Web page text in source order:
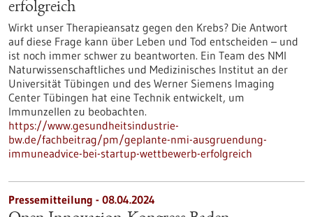
erfolgreich
Wirkt unser Therapieansatz gegen den Krebs? Die Antwort
auf diese Frage kann über Leben und Tod entscheiden – und
ist noch immer schwer zu beantworten. Ein Team des NMI
Naturwissenschaftliches und Medizinisches Institut an der
Universität Tübingen und des Werner Siemens Imaging
Center Tübingen hat eine Technik entwickelt, um
Immunzellen zu beobachten.
https://www.gesundheitsindustrie-
bw.de/fachbeitrag/pm/geplante-nmi-ausgruendung-
immuneadvice-bei-startup-wettbewerb-erfolgreich
Pressemitteilung - 08.04.2024